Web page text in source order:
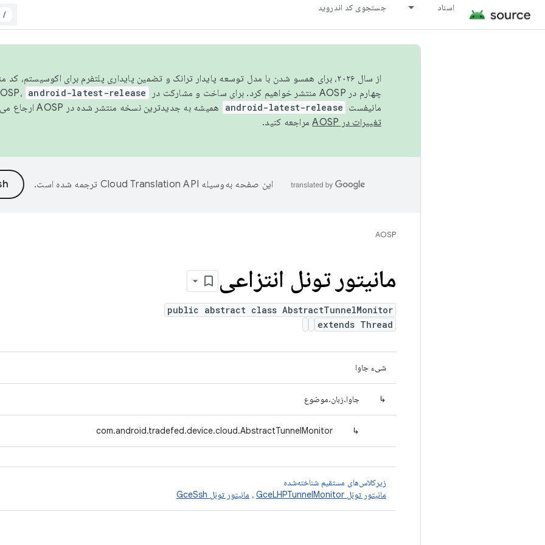
اسناد جستجوی کد اندروید
/
از سال ۲۰۲۶، برای همسو شدن با مدل توسعه پایدار ترانک و تضمین پایداری پلتفرم برای اکوسیستم،
چهارم در AOSP منتشر خواهیم کرد. برای ساخت و مشارکت در AOSP،
android-latest-release
مانیفست android-latest-release
همیشه به جدیدترین نسخه منتشر شده در AOSP ارجاع می‌دهد. برای اطلاعات بیشتر، به
تغییرات در AOSP
مراجعه کنید.
این صفحه به‌وسیله ترجمه شده است.
AOSP
مانیتور تونل انتزاعی
public abstract class AbstractTunnelMonitor
extends Thread
شیء جاوا
↳ جاوا.زبان.موضوع
↳
com.android.tradefed.device.cloud.AbstractTunnelMonitor
زیرکلاس‌های مستقیم شناخته‌شده
مانیتور تونل GceLHPTunnelMonitor
، مانیتور تونل GceSsh